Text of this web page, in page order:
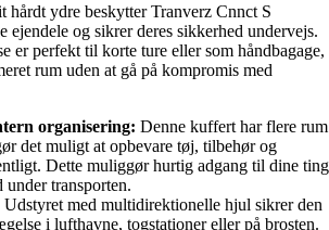
hårdt ydre beskytter Tranverz Cnnct S
ejendele og sikrer deres sikkerhed undervejs.
er perfekt til korte ture eller som håndbagage,
rum uden at gå på kompromis med
organisering: Denne kuffert har flere rum
det muligt at opbevare tøj, tilbehør og
Dette muliggør hurtig adgang til dine ting
transporten.
Udstyret med multidirektionelle hjul sikrer den
i lufthavne, togstationer eller på brosten.